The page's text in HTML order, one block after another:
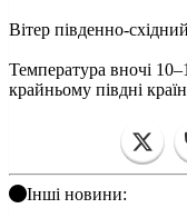
Вітер південно-
Температура вночі
крайньому півдні
Інші новини: